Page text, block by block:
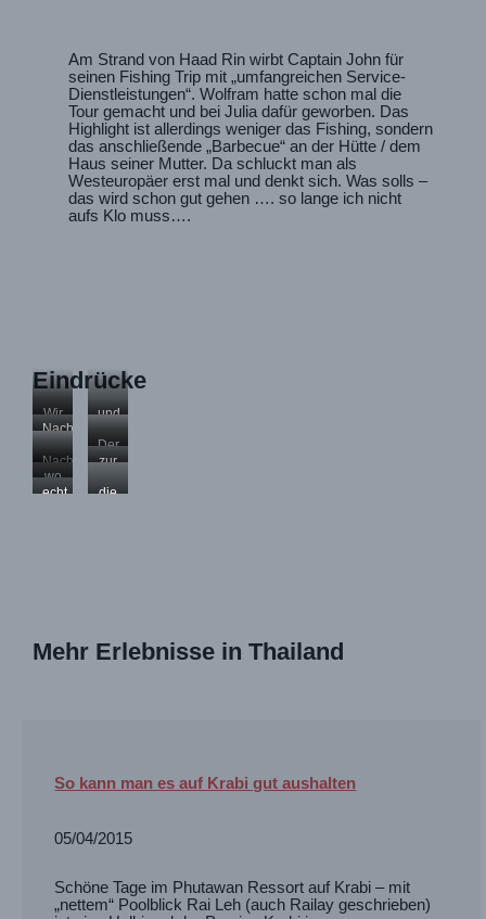
Am Strand von Haad Rin wirbt Captain John für
seinen Fishing Trip mit „umfangreichen Service-
Dienstleistungen“. Wolfram hatte schon mal die
Tour gemacht und bei Julia dafür geworben. Das
Highlight ist allerdings weniger das Fishing, sondern
das anschließende „Barbecue“ an der Hütte / dem
Haus seiner Mutter. Da schluckt man als
Westeuropäer erst mal und denkt sich. Was solls –
das wird schon gut gehen …. so lange ich nicht
aufs Klo muss….
Eindrücke
Wir
fahren
zum
ersten
und
bekommen
erst
mal
Nach
kurzer
Einweisung
geht
´s
Der
Tagesfang
nicht
Nach
dem
Fischen
zur
von
wo
die
echt
die
Mehr Erlebnisse in Thailand
So kann man es auf Krabi gut aushalten
05/04/2015
Schöne Tage im Phutawan Ressort auf Krabi – mit
„nettem“ Poolblick Rai Leh (auch Railay geschrieben)